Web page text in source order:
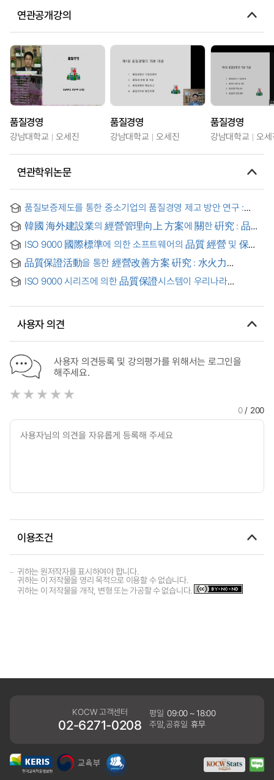
연관공개강의
품질경영
강남대학교 오세진
품질경영
강남대학교 오세진
품질경영
강남대학교 오
연관학위논문
품질보증제도를 통한 중소기업의 품질경영 제고 방안 연구 :
조달청 품질보증조달물품 지정제도를 중심으로 = A Study on
Quality Management Improvement Strategies for Small and
Medium-sized Enterprises through Public Procurement
Quality Assurance
韓國 海外建設業의 經營管理向上 方案에 關한 硏究 : 品質
保證 體系를 中心으로 = (A) study on measures to improve
management of Korean overseas construction firms : with
emphasis on ouality assurance system
ISO 9000 國際標準에 의한 소프트웨어의 品質 經營 및 保證
體係에 관한 診斷 시스템 = Diagnosis System on Quality
Management and Assurance Systems of Software in
Compliance with ISO 9000 Standards
品質保證活動을 통한 經營改善方案 硏究 : 水火力
發電分野를 中心으로
ISO 9000 시리즈에 의한 品質保證시스템이 우리나라
사용자 의견
사용자 의견등록 및 강의평가를 위해서는 로그인을
해주세요.
0/ 200
이용조건
귀하는 원저작자를 표시하여야 합니다.
귀하는 이 저작물을 영리 목적으로 이용할 수 없습니다.
귀하는 이 저작물을 개작, 변형 또는 가공할 수 없습니다.
KOCW 고객센터
02-6271-0208
평일 09:00 ~ 18:00
주말,공휴일 휴무